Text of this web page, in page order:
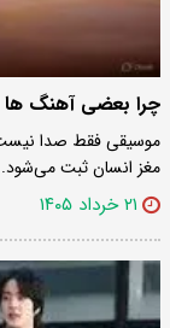
چرا بعضی آهنگ
موسیقی فقط صدا
مغز انسان ثبت
۲۱ خرداد ۱۴۰۵